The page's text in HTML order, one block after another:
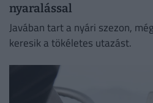
nyaralással
Javában tart a nyári szezon,
keresik a tökéletes utazást.